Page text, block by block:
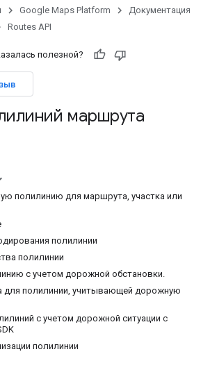
Google Maps Platform
Документация
Routes API
полезной?
маршрута
полилинию для маршрута, участка или
полилинии
полилинии
с учетом дорожной обстановки.
для полилинии, учитывающей дорожную
с учетом дорожной ситуации с
полилинии